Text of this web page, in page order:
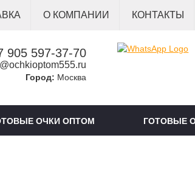
О КОМПАНИИ КОНТАКТЫ
905 597-37-70
Город: Москва
ОЧКИ ОПТОМ ГОТОВЫЕ